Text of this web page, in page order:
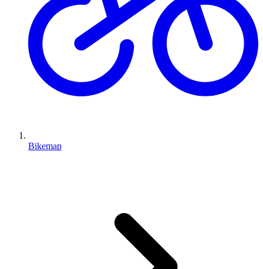
Bikemap